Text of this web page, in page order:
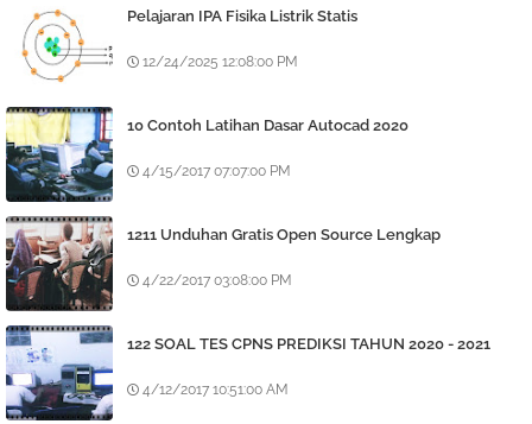
Pelajaran IPA Fisika Listrik Statis
12/24/2025 12:08:00 PM
10 Contoh Latihan Dasar Autocad 2020
4/15/2017 07:07:00 PM
1211 Unduhan Gratis Open Source Lengkap
4/22/2017 03:08:00 PM
122 SOAL TES CPNS PREDIKSI TAHUN 2020 - 2021
4/12/2017 10:51:00 AM